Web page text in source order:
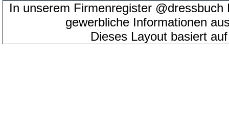
In unserem Firmenregister
gewerbliche Informationen
Dieses Layout basiert